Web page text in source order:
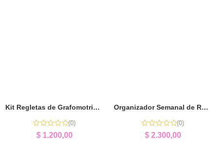
Kit Regletas de Grafomotricidad + Portarollo | Motricidad Fina
(0)
$1.200,00
Organizador Semanal de Rutinas | Autonomía y Organización
(0)
$2.300,00